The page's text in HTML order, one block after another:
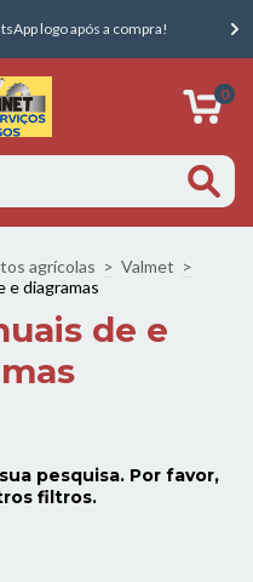
logo após a compra!
0
agrícolas > Valmet >
e diagramas
de e
pesquisa. Por favor,
filtros.